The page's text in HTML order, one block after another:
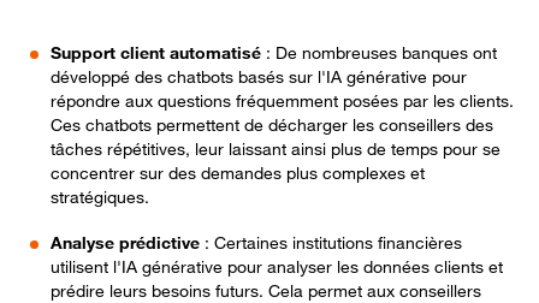
Support client automatisé : De nombreuses banques ont
développé des chatbots basés sur l'IA générative pour
répondre aux questions fréquemment posées par les clients.
Ces chatbots permettent de décharger les conseillers des
tâches répétitives, leur laissant ainsi plus de temps pour se
concentrer sur des demandes plus complexes et
stratégiques.
Analyse prédictive : Certaines institutions financières
utilisent l'IA générative pour analyser les données clients et
prédire leurs besoins futurs. Cela permet aux conseillers